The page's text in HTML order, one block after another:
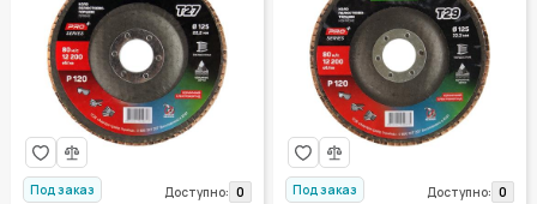
Под заказ Доступно: 0 Под заказ Доступно: 0